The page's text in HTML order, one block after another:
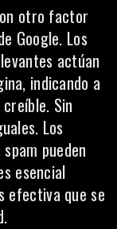
otro factor
Google. Los
actúan
indicando a
Sin
Los
pueden
esencial
efectiva que se